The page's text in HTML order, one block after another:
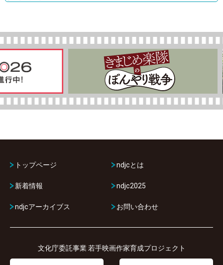
トップページ ndjcとは
新着情報 ndjc2025
ndjcアーカイブス お問い合わせ
文化庁委託事業 若手映画作家育成プロジェクト